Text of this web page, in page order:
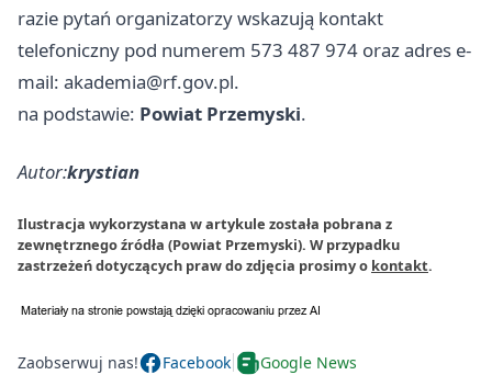
razie pytań organizatorzy wskazują kontakt
telefoniczny pod numerem 573 487 974 oraz adres e-
mail: akademia@rf.gov.pl.
na podstawie: Powiat Przemyski.
Autor:krystian
Ilustracja wykorzystana w artykule została pobrana z
zewnętrznego źródła (Powiat Przemyski). W przypadku
zastrzeżeń dotyczących praw do zdjęcia prosimy o kontakt.
Zaobserwuj nas! Facebook Google News